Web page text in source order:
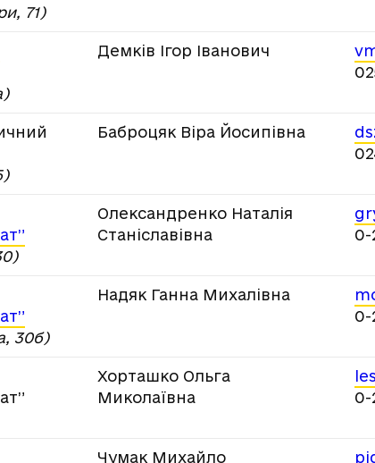
71)
Демків Ігор Іванович
Баброцяк Віра Йосипівна
Олександренко Наталія
Станіславівна
0-
30б)
Надяк Ганна Михалівна
0-
Хорташко Ольга
Миколаївна
0-
Чумак Михайло